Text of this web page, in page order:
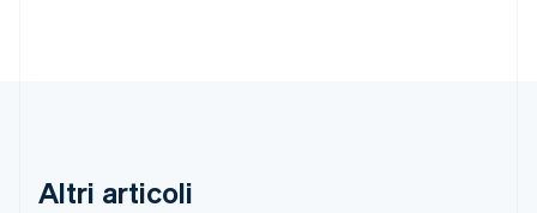
Altri articoli
FrançaisEnglish